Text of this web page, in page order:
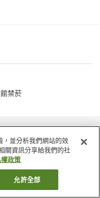
禁菸
Royale Chenang 度假村
，並分析我們網站的效
關資訊分享給我們的社
權政策
允許全部